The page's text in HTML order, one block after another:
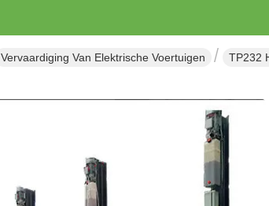
Vervaardiging Van Elektrische Voertuigen TP232